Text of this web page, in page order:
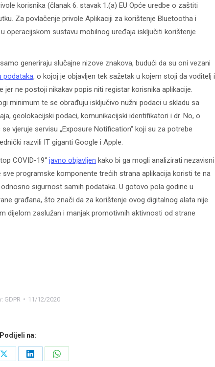
korisnika (članak 6. stavak 1.(a) EU Opće uredbe o zaštiti
Za povlačenje privole Aplikaciji za korištenje Bluetootha i
operacijskom sustavu mobilnog uređaja isključiti korištenje
generiraju slučajne nizove znakova, budući da su oni vezani
podataka, o kojoj je objavljen tek sažetak u kojem stoji da voditelj i
ne postoji nikakav popis niti registar korisnika aplikacije.
minimum te se obrađuju isključivo nužni podaci u skladu sa
geolokacijski podaci, komunikacijski identifikatori i dr. No, o
vjeruje servisu „Exposure Notification“ koji su za potrebe
razvili IT giganti Google i Apple.
COVID-19“ javno objavljen kako bi ga mogli analizirati nezavisni
programske komponente trećih strana aplikacija koristi te na
sigurnost samih podataka. U gotovo pola godine u
građana, što znači da za korištenje ovog digitalnog alata nije
dijelom zaslužan i manjak promotivnih aktivnosti od strane
GDPR 11/12/2020
Podijeli na:
Share
Share
Share